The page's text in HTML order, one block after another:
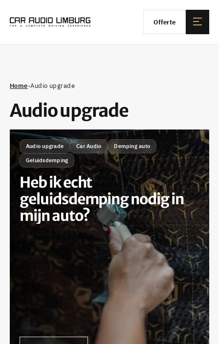
Offerte
Home-Audio upgrade
Audio upgrade
Audio upgrade Car Audio Demping auto
Geluidsdemping
Heb ik echt
geluidsdemping nodig in
mijn auto?
26 / 05 / 2025
dennis